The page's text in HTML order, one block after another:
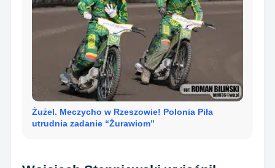
Żużel. Meczycho w Rzeszowie! Polonia Piła
utrudnia zadanie “Żurawiom”